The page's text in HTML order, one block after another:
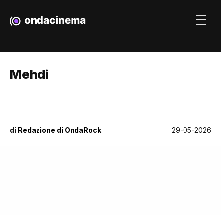
Mehdi
di Redazione di OndaRock 29-05-2026